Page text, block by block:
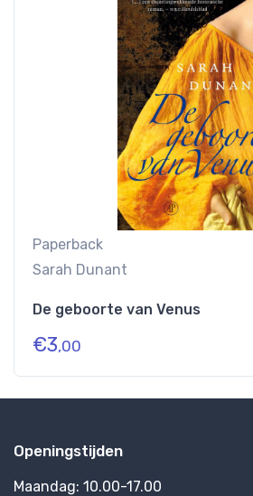
Paperback
Sarah Dunant
De geboorte van Venus
€3,00
Openingstijden
Maandag: 10.00-17.00